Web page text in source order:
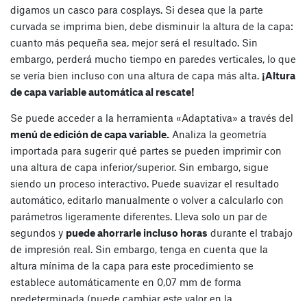
digamos un casco para cosplays. Si desea que la parte
curvada se imprima bien, debe disminuir la altura de la capa:
cuanto más pequeña sea, mejor será el resultado. Sin
embargo, perderá mucho tiempo en paredes verticales, lo que
se vería bien incluso con una altura de capa más alta. ¡Altura
de capa variable automática al rescate!
Se puede acceder a la herramienta «Adaptativa» a través del
menú de edición de capa variable. Analiza la geometría
importada para sugerir qué partes se pueden imprimir con
una altura de capa inferior/superior. Sin embargo, sigue
siendo un proceso interactivo. Puede suavizar el resultado
automático, editarlo manualmente o volver a calcularlo con
parámetros ligeramente diferentes. Lleva solo un par de
segundos y puede ahorrarle incluso horas durante el trabajo
de impresión real. Sin embargo, tenga en cuenta que la
altura mínima de la capa para este procedimiento se
establece automáticamente en 0,07 mm de forma
predeterminada (puede cambiar este valor en la